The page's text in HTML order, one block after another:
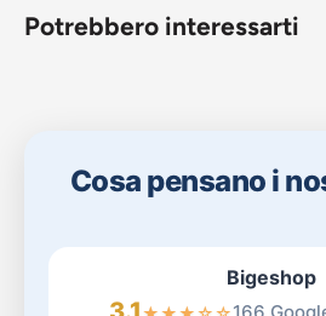
Potrebbero interessarti
Cosa pensano i
Bigeshop